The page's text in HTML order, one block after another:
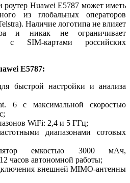
роутер Huawei E5787 может иметь
из глобальных операторов
Наличие логотипа не влияет
и никак не ограничивает
с SIM-картами российских
E5787:
быстрой настройки и анализа
6 с максимальной скоростью
WiFi: 2,4 и 5 ГГц;
диапазонами сотовых
емкостью 3000 мАч,
часов автономной работы;
внешней MIMO-антенны